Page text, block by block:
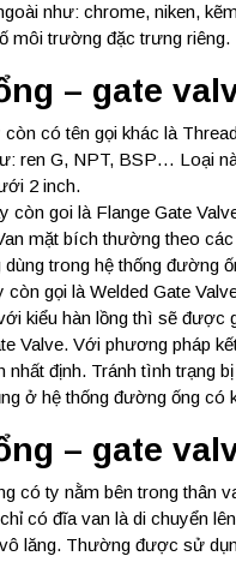
như: chrome, niken,
môi trường đặc trưng riêng.
– gate
còn có tên gọi khác là
ren G, NPT, BSP… Loại
2 inch.
còn goi là Flange Gate
mặt bích thường theo
trong hệ thống đường
còn gọi là Welded Gate
kiểu hàn lồng thì sẽ được
Valve. Với phương pháp
định. Tránh tình trạng
ở hệ thống đường ống có
– gate
có ty nằm bên trong thân
có đĩa van là di chuyển
lăng. Thường được sử